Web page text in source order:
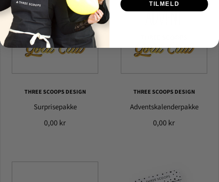
THREE SCOOPS DESIGN
Surprisepakke
0,00 kr
THREE SCOOPS DESIGN
Adventskalenderpakke
0,00 kr
TILMELD